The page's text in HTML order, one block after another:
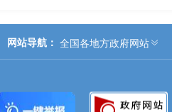
网站导航： 全国各地方政府网站